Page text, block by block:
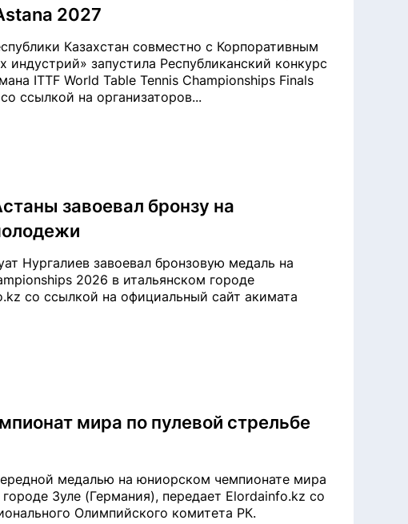
2027
Казахстан совместно с Корпоративным
запустила Республиканский конкурс
ITTF World Table Tennis Championships Finals
ссылкой на организаторов...
завоевал бронзу на
Нургалиев завоевал бронзовую медаль на
2026 в итальянском городе
со ссылкой на официальный сайт акимата
мира по пулевой стрельбе
медалью на юниорском чемпионате мира
Зуле (Германия), передает Elordainfo.kz со
Олимпийского комитета РК.